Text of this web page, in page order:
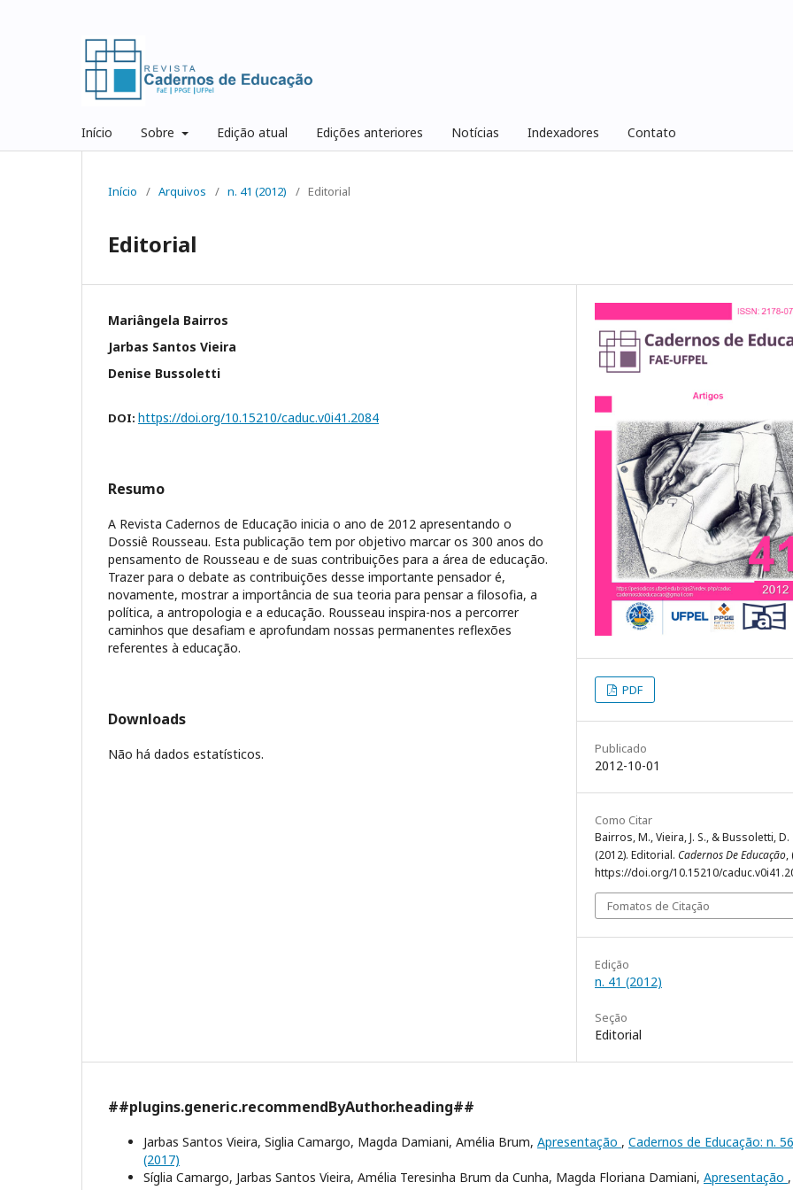
Início Sobre Edição atual Edições anteriores Notícias Indexadores Contato
Início / Arquivos / n. 41 (2012) / Editorial
Editorial
Mariângela Bairros
Jarbas Santos Vieira
Denise Bussoletti
DOI: https://doi.org/10.15210/caduc.v0i41.2084
Resumo
A Revista Cadernos de Educação inicia o ano de 2012 apresentando o
Dossiê Rousseau. Esta publicação tem por objetivo marcar os 300 anos do
pensamento de Rousseau e de suas contribuições para a área de educação.
Trazer para o debate as contribuições desse importante pensador é,
novamente, mostrar a importância de sua teoria para pensar a filosofia, a
política, a antropologia e a educação. Rousseau inspira-nos a percorrer
caminhos que desafiam e aprofundam nossas permanentes reflexões
referentes à educação.
Downloads
Não há dados estatísticos.
PDF
Publicado
2012-10-01
Como Citar
Bairros, M., Vieira, J. S., & Bussoletti, D.
(2012). Editorial. Cadernos De Educação,
https://doi.org/10.15210/
Fomatos de Citação
Edição
n. 41 (2012)
Seção
Editorial
##plugins.generic.recommendByAuthor.heading##
Jarbas Santos Vieira, Siglia Camargo, Magda Damiani, Amélia Brum, Apresentação , Cadernos de Educação: n. 56
(2017)
Síglia Camargo, Jarbas Santos Vieira, Amélia Teresinha Brum da Cunha, Magda Floriana Damiani, Apresentação ,